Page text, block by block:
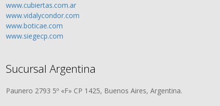
www.cubiertas.com.ar
www.vidalycondor.com
www.boticae.com
www.siegecp.com
Sucursal Argentina
Paunero 2793 5º «F» CP 1425, Buenos Aires, Argentina.